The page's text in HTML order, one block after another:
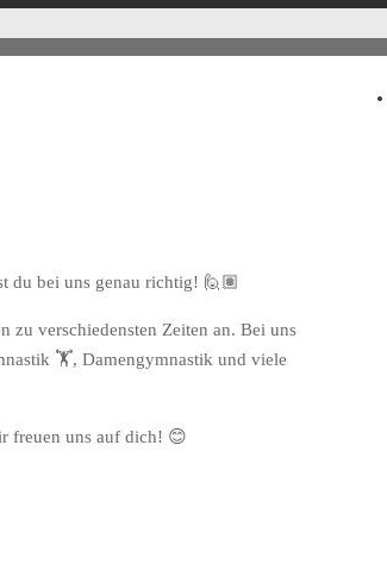
du bei uns genau richtig! 🙋🏽
zu verschiedensten Zeiten an. Bei uns
🏋, Damengymnastik und viele
freuen uns auf dich! 😊